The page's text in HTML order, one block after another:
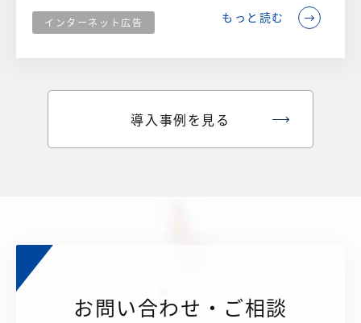
インターネット広告 もっと読む
導入事例を見る
お問い合わせ・ご相談